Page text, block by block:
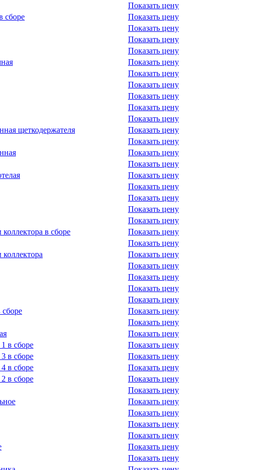
Показать цену
сборе
Показать цену
Показать цену
Показать цену
Показать цену
Показать цену
Показать цену
Показать цену
Показать цену
Показать цену
Показать цену
щеткодержателя
Показать цену
Показать цену
Показать цену
Показать цену
Показать цену
Показать цену
Показать цену
Показать цену
Показать цену
в сборе
Показать цену
Показать цену
Показать цену
Показать цену
Показать цену
Показать цену
Показать цену
Показать цену
Показать цену
Показать цену
в сборе
Показать цену
в сборе
Показать цену
в сборе
Показать цену
в сборе
Показать цену
Показать цену
Показать цену
Показать цену
Показать цену
Показать цену
Показать цену
Показать цену